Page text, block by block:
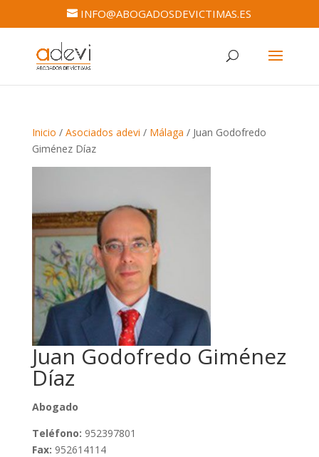
INFO@ABOGADOSDEVICTIMAS.ES
Inicio / Asociados adevi / Málaga / Juan Godofredo
Giménez Díaz
Juan Godofredo Giménez
Díaz
Abogado
Teléfono: 952397801
Fax: 952614114